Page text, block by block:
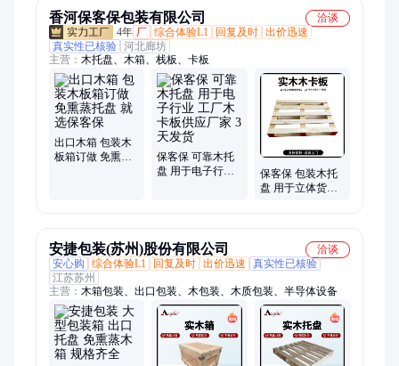
香河保客保包装有限公司
洽谈
4年 厂 综合体验L1 回复及时 出价迅速
真实性已核验 河北廊坊
主营： 木托盘、木箱、栈板、卡板
出口木箱 包装木
板箱订做 免熏蒸
保客保 可靠木托
盘 用于电子行业
保客保 包装木托
盘 用于立体货架
安捷包装(苏州)股份有限公司
洽谈
安心购
综合体验L1 回复及时 出价迅速
真实性已核验
江苏苏州
主营： 木箱包装、出口包装、木包装、木质包装、半导体设备